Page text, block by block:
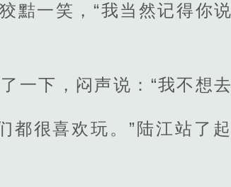
黠一笑，“我当然记得你
一下，闷声说：“我不想
都很喜欢玩。”陆江站了